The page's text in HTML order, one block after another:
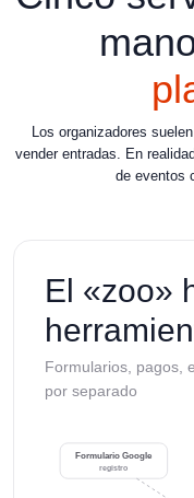
Los organizadores
vender entradas. En
de eventos
El «zoo»
Formularios, pagos,
por separado
Formulario Google
registro